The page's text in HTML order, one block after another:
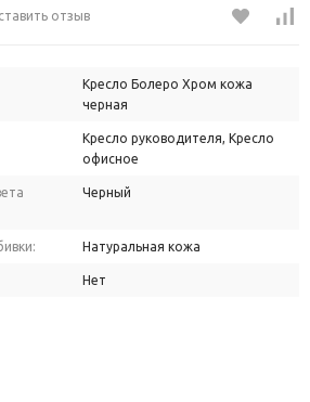
отзыв
Кресло Болеро Хром кожа
черная
Кресло руководителя, Кресло
офисное
Черный
Натуральная кожа
Нет